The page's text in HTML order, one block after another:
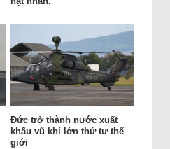
Đức trở thành nước xuất
khẩu vũ khí lớn thứ tư thế
giới